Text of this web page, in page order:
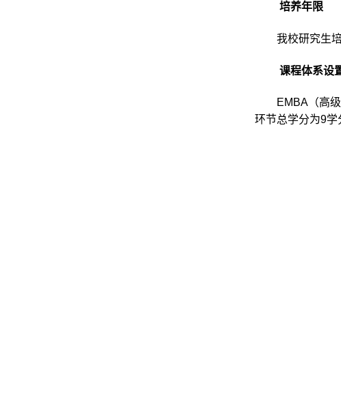
培养年限
我校研究生
课程体系设
EMBA （高
环节总学分为9学